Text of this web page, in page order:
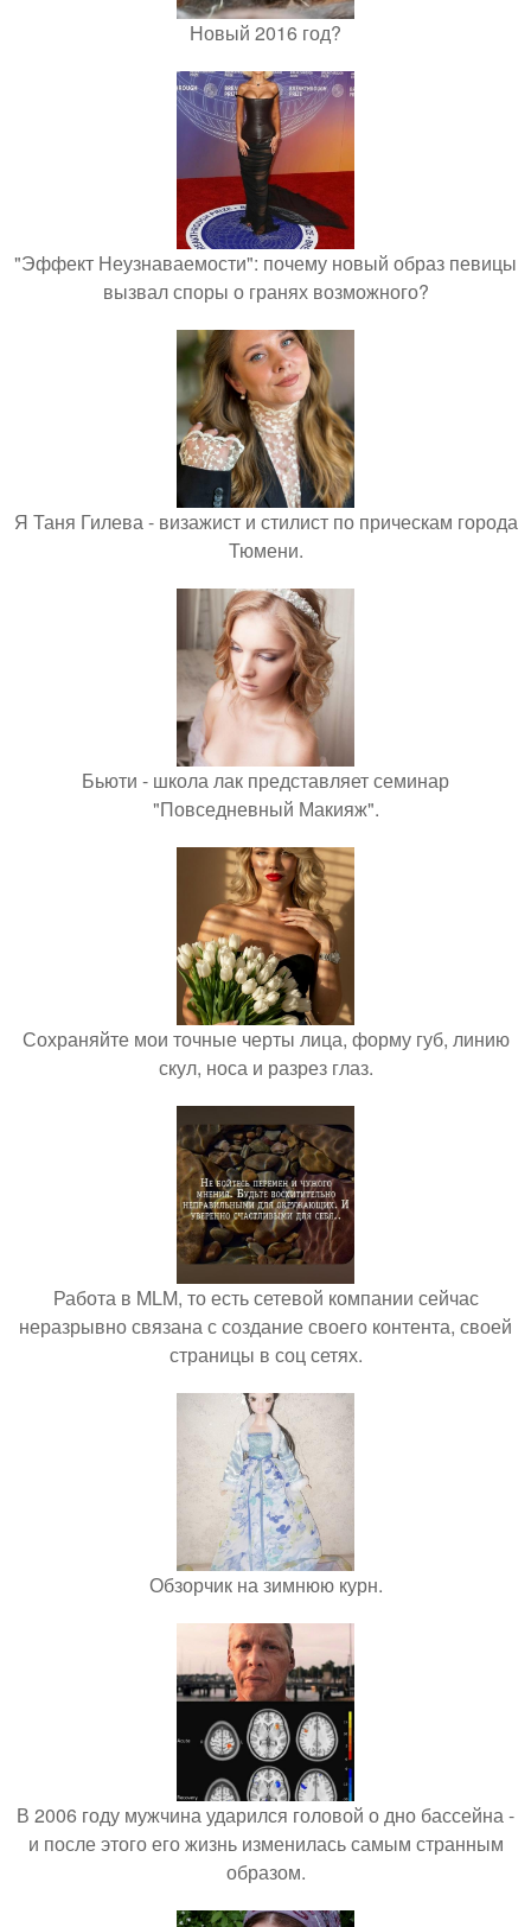
Новый 2016 год?
"Эффект Неузнаваемости": почему новый образ певицы
вызвал споры о гранях возможного?
Я Таня Гилева - визажист и стилист по прическам города
Тюмени.
Бьюти - школа лак представляет семинар
"Повседневный Макияж".
Сохраняйте мои точные черты лица, форму губ, линию
скул, носа и разрез глаз.
Работа в MLM, то есть сетевой компании сейчас
неразрывно связана с создание своего контента, своей
страницы в соц сетях.
Обзорчик на зимнюю курн.
В 2006 году мужчина ударился головой о дно бассейна -
и после этого его жизнь изменилась самым странным
образом.